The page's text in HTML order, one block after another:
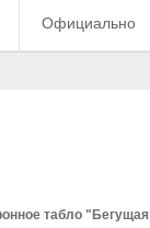
Официально
табло "Бегущая